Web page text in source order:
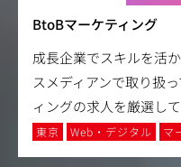
BtoBマーケティング
成長企業でスキルを活
スメディアンで取り扱
ィングの求人を厳選して
東京 Web・デジタル マ